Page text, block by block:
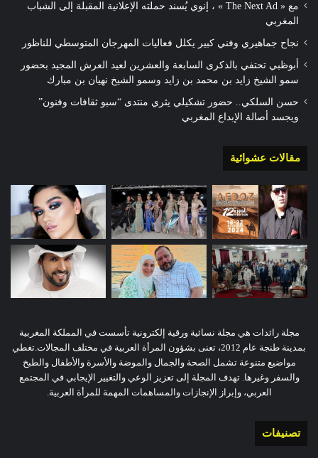
مع « The Next Ad » ، إنوي يُسند حملته الإعلانية المقبلة إلى الشباب
المغربي
نجاح جماهيري وفني كبير يكلل فعاليات المهرجان المتوسطي للناظور
أبوظبي تحتفي بالذكرى السابعة والعشرين لعيد العرش المجيد بحضور
سمو الشيخ زايد بن محمد بن زايد وسمو الشيخ نهيان بن مبارك
حسن السلكي.. حضور تشكيلي يثري منتدى “سبو ثقافات وفنون”
ويجسد أصالة الإبداع المغربي
مقالات عشوائية
مجلة رائدات هي مجلة نسائية ورقية إلكترونية تأسست في المملكة المغربية
بمدينة طنجة عام 2012، تعنى بشؤون المرأة العربية في مختلف المجالات.تغطي
مواضيع متنوعة تشمل الصحة والجمال والموضة والأسرة والأطفال والطبخ
والسفر وغيرها. تهدف المجلة إلى تعزيز الوعي والتغيير الإيجابي في المجتمع
العربي، وإبراز الإنجازات والمساهمات المهمة للمرأة العربية.
تصنيفات